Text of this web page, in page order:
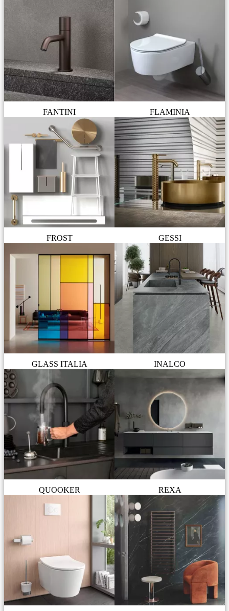
FANTINI FLAMINIA
FROST GESSI
GLASS ITALIA INALCO
QUOOKER REXA